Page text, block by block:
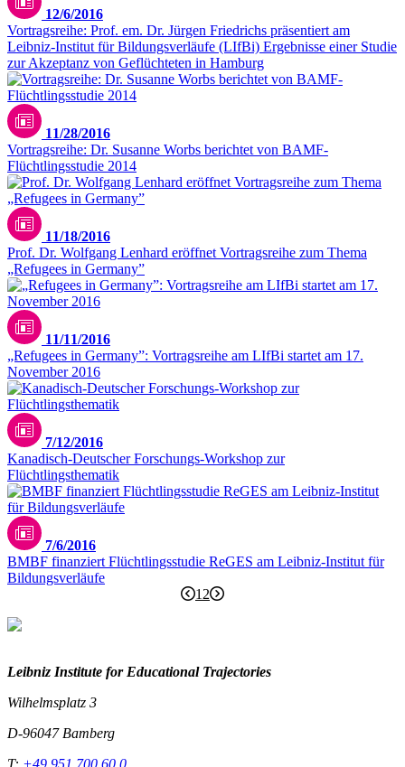
12/6/2016
Vortragsreihe: Prof. em. Dr. Jürgen Friedrichs präsentiert am
Leibniz-Institut für Bildungsverläufe (LIfBi) Ergebnisse einer Studie
zur Akzeptanz von Geflüchteten in Hamburg
11/28/2016
Vortragsreihe: Dr. Susanne Worbs berichtet von BAMF-
Flüchtlingsstudie 2014
11/18/2016
Prof. Dr. Wolfgang Lenhard eröffnet Vortragsreihe zum Thema
„Refugees in Germany”
11/11/2016
„Refugees in Germany”: Vortragsreihe am LIfBi startet am 17.
November 2016
7/12/2016
Kanadisch-Deutscher Forschungs-Workshop zur
Flüchtlingsthematik
7/6/2016
BMBF finanziert Flüchtlingsstudie ReGES am Leibniz-Institut für
Bildungsverläufe
12
Leibniz Institute for Educational Trajectories
Wilhelmsplatz 3
D-96047 Bamberg